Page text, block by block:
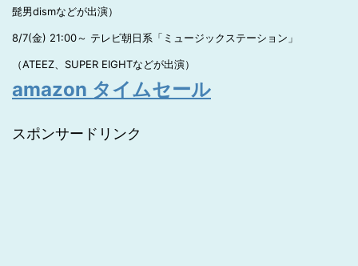
髭男dismなどが出演）
8/7(金) 21:00～ テレビ朝日系「ミュージックステーション」
（ATEEZ、SUPER EIGHTなどが出演）
amazon タイムセール
スポンサードリンク